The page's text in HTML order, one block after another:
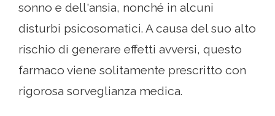
sonno e dell'ansia, nonché in alcuni
disturbi psicosomatici. A causa del suo alto
rischio di generare effetti avversi, questo
farmaco viene solitamente prescritto con
rigorosa sorveglianza medica.